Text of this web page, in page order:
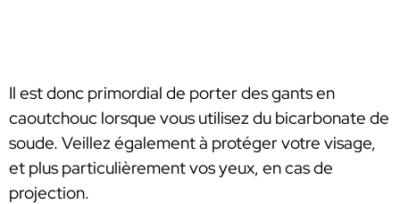
Il est donc primordial de porter des gants en
caoutchouc lorsque vous utilisez du bicarbonate de
soude. Veillez également à protéger votre visage,
et plus particulièrement vos yeux, en cas de
projection.